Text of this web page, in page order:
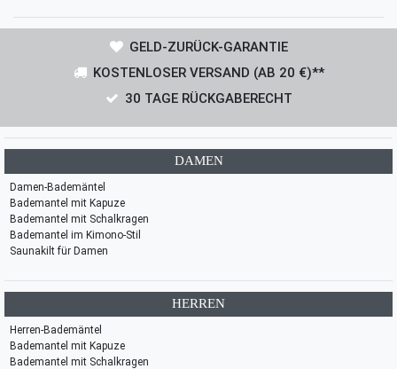
GELD-ZURÜCK-GARANTIE
KOSTENLOSER VERSAND (AB 20 €)**
30 TAGE RÜCKGABERECHT
DAMEN
Damen-Bademäntel
Bademantel mit Kapuze
Bademantel mit Schalkragen
Bademantel im Kimono-Stil
Saunakilt für Damen
HERREN
Herren-Bademäntel
Bademantel mit Kapuze
Bademantel mit Schalkragen